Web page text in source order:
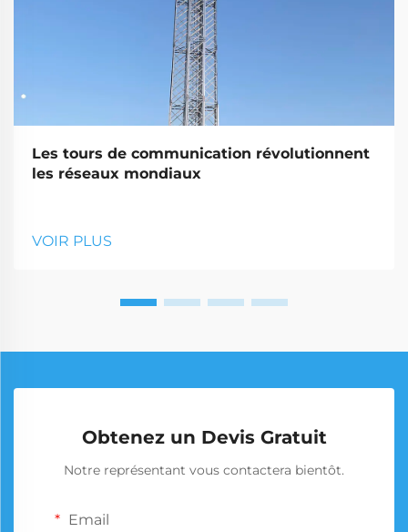
Les tours de communication révolutionnent
les réseaux mondiaux
VOIR PLUS
Obtenez un Devis Gratuit
Notre représentant vous contactera bientôt.
Email